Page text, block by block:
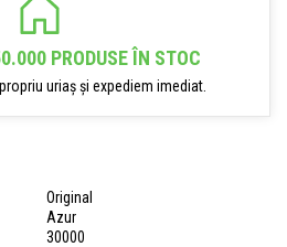
PRODUSE ÎN STOC
uriaș și expediem imediat.
Original
Azur
30000